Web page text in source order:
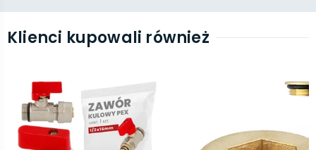
Klienci kupowali również